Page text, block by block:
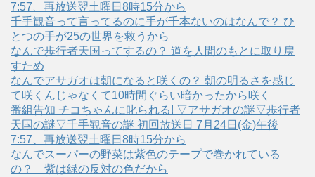
7:57、再放送翌土曜日8時15分から
千手観音って言ってるのに手が千本ないのはなんで？ ひ
とつの手が25の世界を救うから
なんで歩行者天国ってするの？ 道を人間のもとに取り戻
すため
なんでアサガオは朝になると咲くの？ 朝の明るさを感じ
て咲くんじゃなくて10時間ぐらい暗かったから咲く
番組告知 チコちゃんに叱られる! ▽アサガオの謎▽歩行者
天国の謎▽千手観音の謎 初回放送日 7月24日(金)午後
7:57、再放送翌土曜日8時15分から
なんでスーパーの野菜は紫色のテープで巻かれている
の？ 紫は緑の反対の色だから